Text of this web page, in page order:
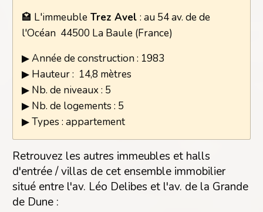
🏩 L'immeuble Trez Avel: au 54 av. de de
l'Océan 44500 La Baule (France)
▶ Année de construction : 1983
▶ Hauteur : 14,8 mètres
▶ Nb. de niveaux : 5
▶ Nb. de logements : 5
▶ Types : appartement
Retrouvez les autres immeubles et halls
d'entrée / villas de cet ensemble immobilier
situé entre l'av. Léo Delibes et l'av. de la Grande
de Dune :